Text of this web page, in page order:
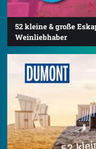
52 kleine & große
Weinliebhaber